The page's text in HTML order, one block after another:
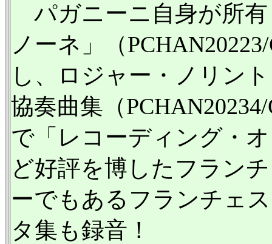
パガニーニ自身が所
ノーネ」（
し、ロジャー・ノリン
協奏曲集（
で「レコーディング・
ど好評を博したフラン
ーでもあるフランチェ
タ集も録音！